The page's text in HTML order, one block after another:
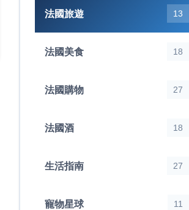
法國旅遊 13
法國美食 18
法國購物 27
法國酒 18
生活指南 27
寵物星球 11